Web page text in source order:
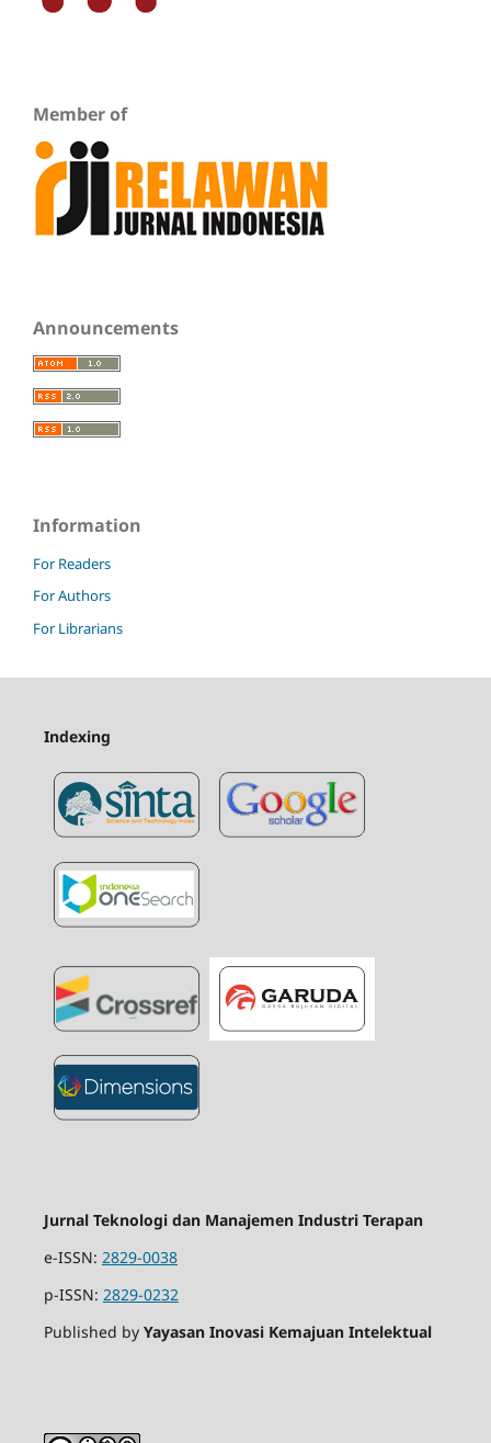
Member of
Announcements
Information
For Readers
For Authors
For Librarians
Indexing
Jurnal Teknologi dan Manajemen Industri Terapan
e-ISSN: 2829-0038
p-ISSN: 2829-0232
Published by Yayasan Inovasi Kemajuan Intelektual